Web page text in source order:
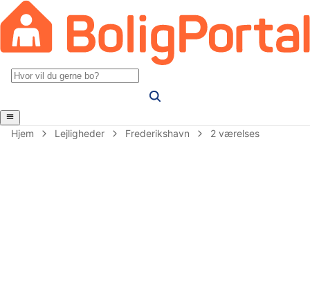
Hjem Lejligheder Frederikshavn 2 værelses